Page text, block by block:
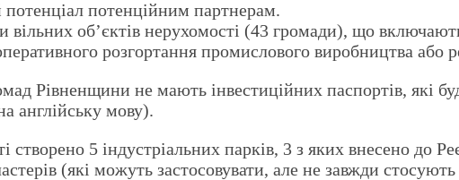
потенціал потенційним партнерам.
вільних об’єктів нерухомості (43 громади), що
розгортання промислового виробництва або
Рівненщини не мають інвестиційних паспортів, які
англійську мову).
створено 5 індустріальних парків, 3 з яких внесено до
(які можуть застосовувати, але не завжди